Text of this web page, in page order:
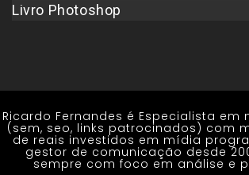
Livro Photoshop
Ricardo Fernandes é Especialista em
(sem, seo, links patrocinados) com
de reais investidos em mídia
gestor de comunicação desde
sempre com foco em análise e